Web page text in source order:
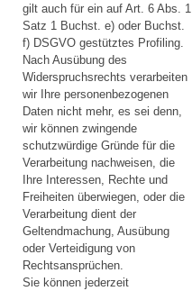
gilt auch für ein auf Art. 6 Abs. 1
Satz 1 Buchst. e) oder Buchst.
f) DSGVO gestütztes Profiling.
Nach Ausübung des
Widerspruchsrechts verarbeiten
wir Ihre personenbezogenen
Daten nicht mehr, es sei denn,
wir können zwingende
schutzwürdige Gründe für die
Verarbeitung nachweisen, die
Ihre Interessen, Rechte und
Freiheiten überwiegen, oder die
Verarbeitung dient der
Geltendmachung, Ausübung
oder Verteidigung von
Rechtsansprüchen.
Sie können jederzeit